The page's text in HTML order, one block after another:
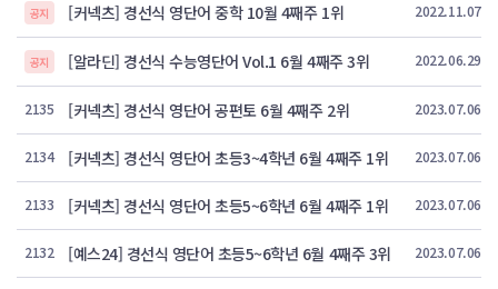
공지 [커넥츠] 경선식 영단어 중학 10월 4째주 1위 2022.11.07
공지 [알라딘] 경선식 수능영단어 Vol.1 6월 4째주 3위 2022.06.29
2135 [커넥츠] 경선식 영단어 공편토 6월 4째주 2위 2023.07.06
2134 [커넥츠] 경선식 영단어 초등3~4학년 6월 4째주 1위 2023.07.06
2133 [커넥츠] 경선식 영단어 초등5~6학년 6월 4째주 1위 2023.07.06
2132 [예스24] 경선식 영단어 초등5~6학년 6월 4째주 3위 2023.07.06